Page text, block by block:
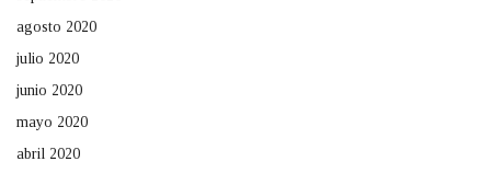
agosto 2020
julio 2020
junio 2020
mayo 2020
abril 2020